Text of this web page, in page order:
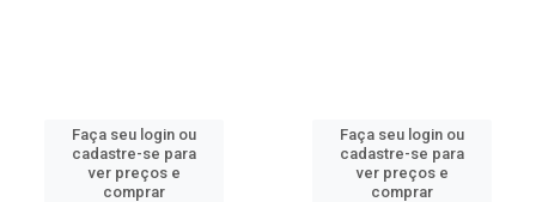
Faça seu login ou
cadastre-se para
ver preços e
comprar
Faça seu login ou
cadastre-se para
ver preços e
comprar